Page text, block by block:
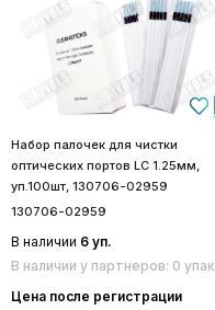
Набор палочек для чистки
оптических портов LC 1.25мм,
уп.100шт, 130706-02959
130706-02959
В наличии 6 уп.
В наличии у партнеров: 0 упак
Цена после регистрации